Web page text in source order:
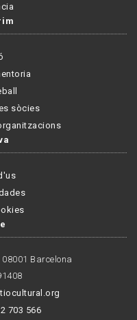
sòcies
Barcelona
703 566